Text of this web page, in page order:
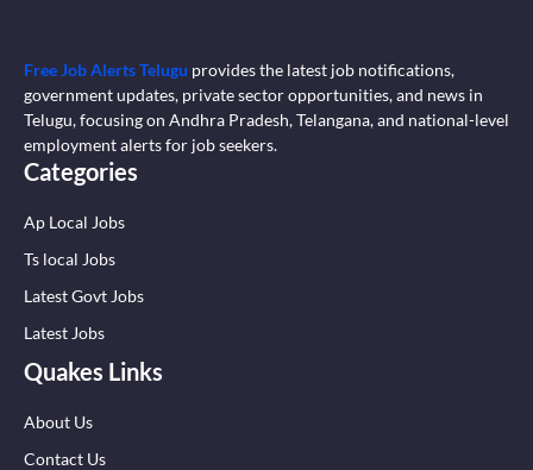
Free Job Alerts Telugu provides the latest job notifications,
government updates, private sector opportunities, and news in
Telugu, focusing on Andhra Pradesh, Telangana, and national-level
employment alerts for job seekers.
Categories
Ap Local Jobs
Ts local Jobs
Latest Govt Jobs
Latest Jobs
Quakes Links
About Us
Contact Us